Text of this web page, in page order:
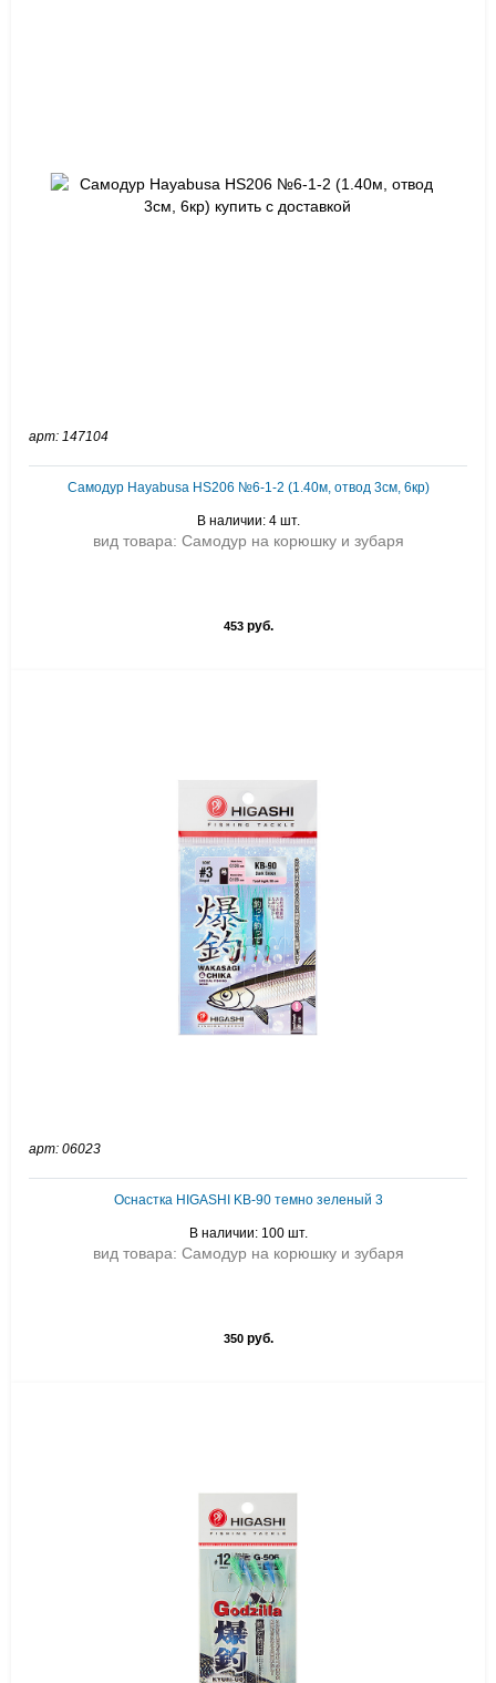
арт: 147104
Самодур Hayabusa HS206 №6-1-2 (1.40м, отвод 3см, 6кр)
В наличии: 4 шт.
вид товара: Самодур на корюшку и зубаря
453руб.
арт: 06023
Оснастка HIGASHI KB-90 темно зеленый 3
В наличии: 100 шт.
вид товара: Самодур на корюшку и зубаря
350руб.